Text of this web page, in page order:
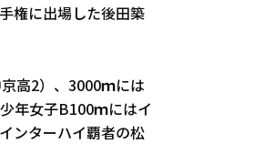
権に出場した後田築
高2）、3000ｍには
年女子B100ｍにはイ
ンターハイ覇者の松